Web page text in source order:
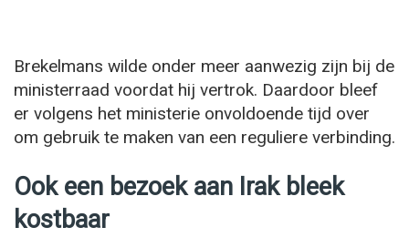
Brekelmans wilde onder meer aanwezig zijn bij de
ministerraad voordat hij vertrok. Daardoor bleef
er volgens het ministerie onvoldoende tijd over
om gebruik te maken van een reguliere verbinding.
Ook een bezoek aan Irak bleek
kostbaar